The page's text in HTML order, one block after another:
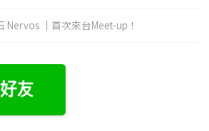
Nervos ｜首次來台Meet-up！